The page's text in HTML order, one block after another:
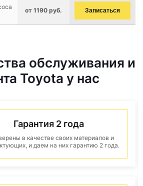
от 1190 руб. Записаться
обслуживания и
Toyota у нас
Гарантия 2 года
в качестве своих материалов и
и даем на них гарантию 2 года.